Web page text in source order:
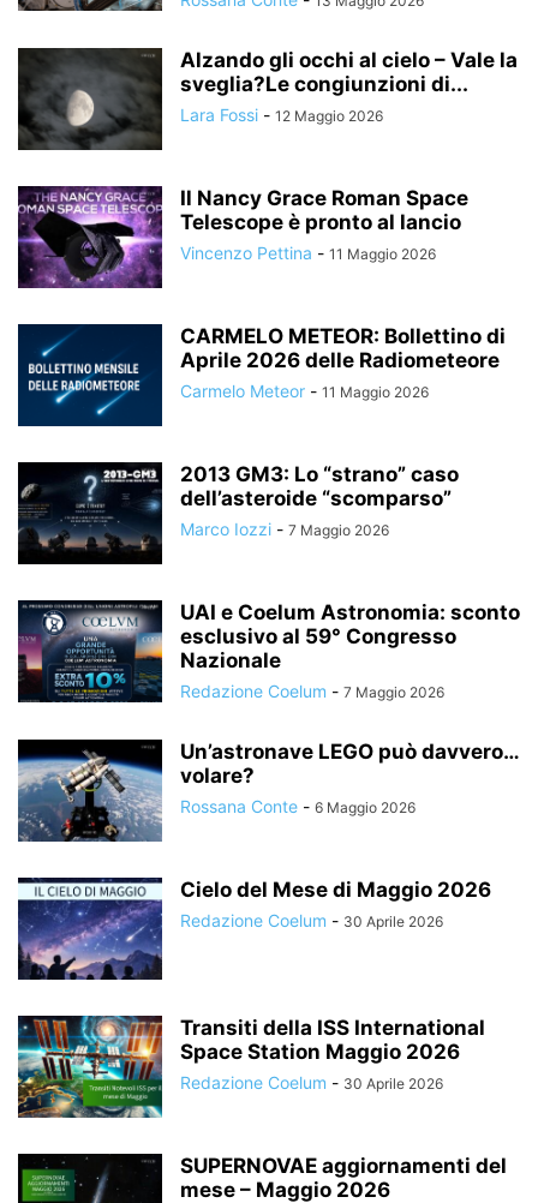
Alzando gli occhi al cielo – Vale la
sveglia?Le congiunzioni di...
Lara Fossi - 12 Maggio 2026
Il Nancy Grace Roman Space
Telescope è pronto al lancio
Vincenzo Pettina - 11 Maggio 2026
CARMELO METEOR: Bollettino di
Aprile 2026 delle Radiometeore
Carmelo Meteor - 11 Maggio 2026
2013 GM3: Lo “strano” caso
dell’asteroide “scomparso”
Marco Iozzi - 7 Maggio 2026
UAI e Coelum Astronomia: sconto
esclusivo al 59° Congresso
Nazionale
Redazione Coelum - 7 Maggio 2026
Un’astronave LEGO può davvero…
volare?
Rossana Conte - 6 Maggio 2026
Cielo del Mese di Maggio 2026
Redazione Coelum - 30 Aprile 2026
Transiti della ISS International
Space Station Maggio 2026
Redazione Coelum - 30 Aprile 2026
SUPERNOVAE aggiornamenti del
mese – Maggio 2026